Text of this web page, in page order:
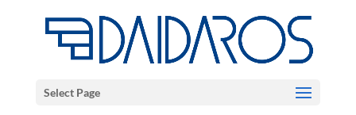
Select Page